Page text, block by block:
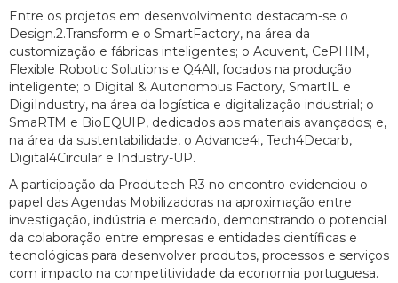
Entre os projetos em desenvolvimento destacam-se o
Design.2.Transform e o SmartFactory, na área da
customização e fábricas inteligentes; o Acuvent, CePHIM,
Flexible Robotic Solutions e Q4All, focados na produção
inteligente; o Digital & Autonomous Factory, SmartIL e
DigiIndustry, na área da logística e digitalização industrial; o
SmaRTM e BioEQUIP, dedicados aos materiais avançados; e,
na área da sustentabilidade, o Advance4i, Tech4Decarb,
Digital4Circular e Industry-UP.
A participação da Produtech R3 no encontro evidenciou o
papel das Agendas Mobilizadoras na aproximação entre
investigação, indústria e mercado, demonstrando o potencial
da colaboração entre empresas e entidades científicas e
tecnológicas para desenvolver produtos, processos e serviços
com impacto na competitividade da economia portuguesa.